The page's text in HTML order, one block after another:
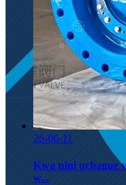
26-06-11
Kwa nini uchague
w...